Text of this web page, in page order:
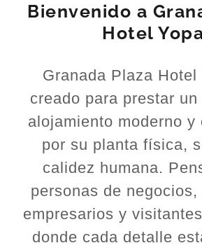
Bienvenido a
Hotel
Granada Plaza Hotel
creado para prestar
alojamiento moderno y
por su planta física,
calidez humana.
personas de
empresarios y
donde cada detalle